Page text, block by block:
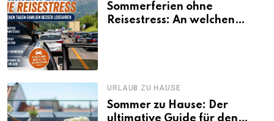
Sommerferien ohne
Reisestress: An welchen
URLAUB ZU HAUSE
Sommer zu Hause: Der